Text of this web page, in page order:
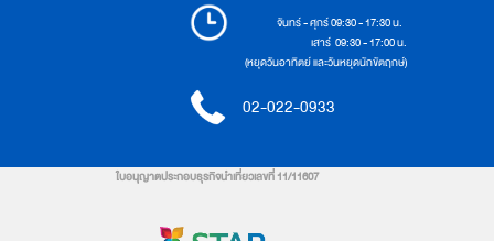
จันทร์ - ศุกร์ 09:30 - 17:30 น.
เสาร์ 09:30 - 17:00 น.
(หยุดวันอาทิตย์ และวันหยุดนักขัตฤกษ์)
02-022-0933
ใบอนุญาตประกอบธุรกิจนำเที่ยวเลขที่ 11/11607